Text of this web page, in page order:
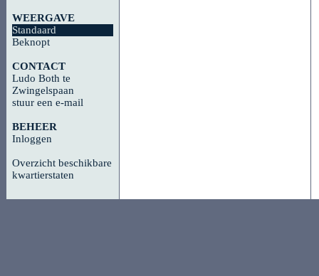
WEERGAVE
Standaard
Beknopt
CONTACT
Ludo Both te
Zwingelspaan
stuur een e-mail
BEHEER
Inloggen
Overzicht beschikbare
kwartierstaten